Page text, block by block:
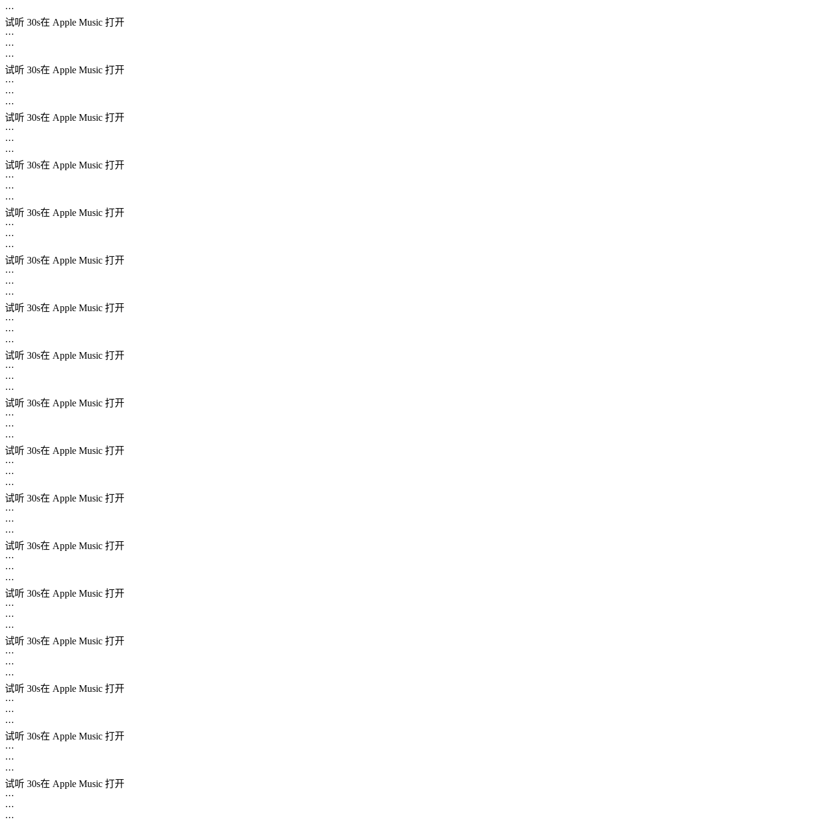
···
试听 30s在 Apple Music 打开
···
···
···
试听 30s在 Apple Music 打开
···
···
···
试听 30s在 Apple Music 打开
···
···
···
试听 30s在 Apple Music 打开
···
···
···
试听 30s在 Apple Music 打开
···
···
···
试听 30s在 Apple Music 打开
···
···
···
试听 30s在 Apple Music 打开
···
···
···
试听 30s在 Apple Music 打开
···
···
···
试听 30s在 Apple Music 打开
···
···
···
试听 30s在 Apple Music 打开
···
···
···
试听 30s在 Apple Music 打开
···
···
···
试听 30s在 Apple Music 打开
···
···
···
试听 30s在 Apple Music 打开
···
···
···
试听 30s在 Apple Music 打开
···
···
···
试听 30s在 Apple Music 打开
···
···
···
试听 30s在 Apple Music 打开
···
···
···
试听 30s在 Apple Music 打开
···
···
···